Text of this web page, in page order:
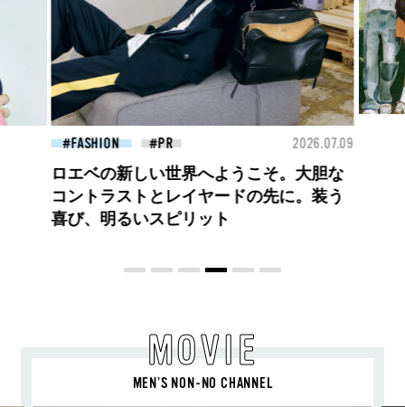
FASHION 2026.07.09
BEYOND A GOOD BOY ルイ・ヴィト
ンのプレフォールコレクションが描くプ
レッピースタイル
MOVIE
MEN’S NON-NO CHANNEL